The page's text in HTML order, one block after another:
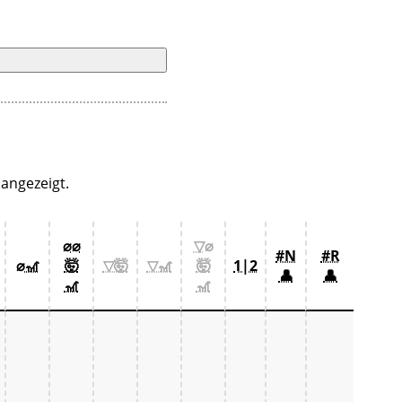
⌀🎢
⌀⌀
🤯
🎢
▽🤯 ▽🎢
▽⌀
🤯
🎢
1|2
#N
👤
#R
👤